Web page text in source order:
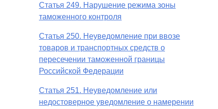
Статья 249. Нарушение режима зоны
таможенного контроля
Статья 250. Неуведомление при ввозе
товаров и транспортных средств о
пересечении таможенной границы
Российской Федерации
Статья 251. Неуведомление или
недостоверное уведомление о намерении